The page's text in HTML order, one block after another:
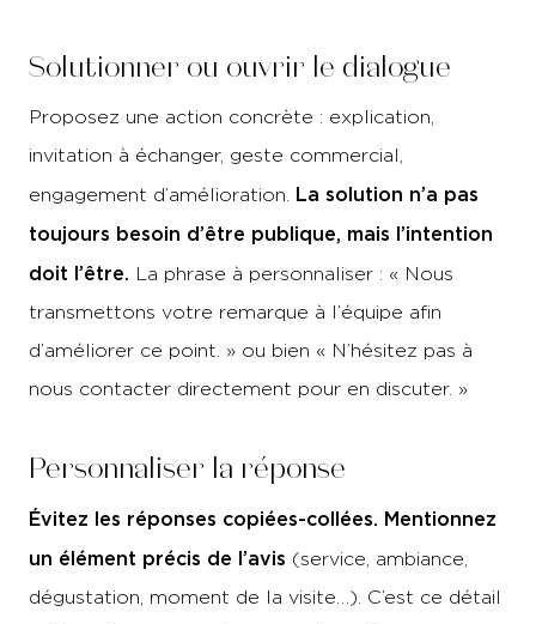
Solutionner ou ouvrir le dialogue
Proposez une action concrète : explication,
invitation à échanger, geste commercial,
engagement d’amélioration. La solution n’a pas
toujours besoin d’être publique, mais l’intention
doit l’être. La phrase à personnaliser : « Nous
transmettons votre remarque à l’équipe afin
d’améliorer ce point. » ou bien « N’hésitez pas à
nous contacter directement pour en discuter. »
Personnaliser la réponse
Évitez les réponses copiées-collées. Mentionnez
un élément précis de l’avis (service, ambiance,
dégustation, moment de la visite…). C’est ce détail